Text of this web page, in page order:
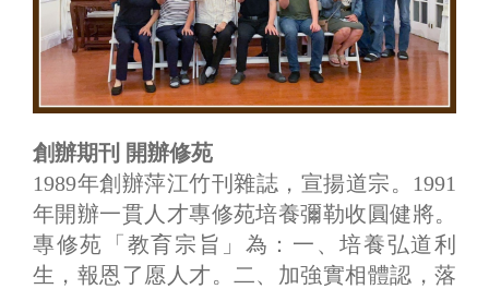
創辦期刊 開辦修苑
1989年創辦萍江竹刊雜誌，宣揚道宗。1991
年開辦一貫人才專修苑培養彌勒收圓健將。
專修苑「教育宗旨」為：一、培養弘道利
生，報恩了愿人才。二、加強實相體認，落